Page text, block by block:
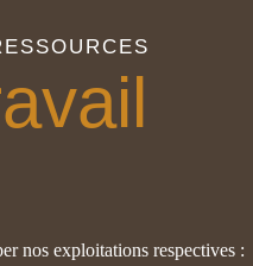
nos exploitations respectives :